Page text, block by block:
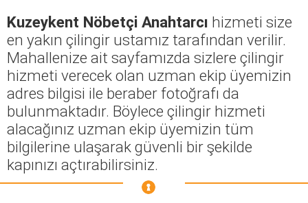
Kuzeykent Nöbetçi Anahtarcı hizmeti size
en yakın çilingir ustamız tarafından verilir.
Mahallenize ait sayfamızda sizlere çilingir
hizmeti verecek olan uzman ekip üyemizin
adres bilgisi ile beraber fotoğrafı da
bulunmaktadır. Böylece çilingir hizmeti
alacağınız uzman ekip üyemizin tüm
bilgilerine ulaşarak güvenli bir şekilde
kapınızı açtırabilirsiniz.